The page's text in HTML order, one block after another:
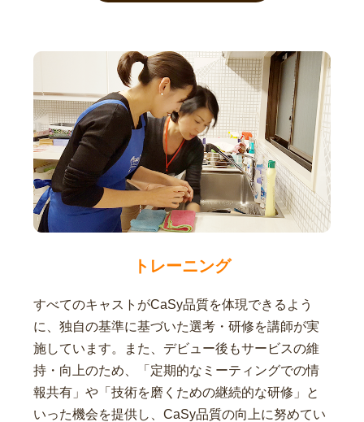
トレーニング
すべてのキャストがCaSy品質を体現できるよう
に、独自の基準に基づいた選考・研修を講師が実
施しています。また、デビュー後もサービスの維
持・向上のため、「定期的なミーティングでの情
報共有」や「技術を磨くための継続的な研修」と
いった機会を提供し、CaSy品質の向上に努めてい